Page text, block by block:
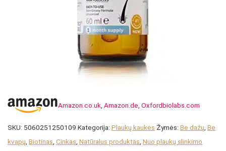
Amazon.co.uk, Amazon.de, Oxfordbiolabs.com
SKU: 5060251250109 Kategorija: Plaukų kaukės Žymės: Be dažų, Be
kvapų, Biotinas, Cinkas, Natūralus produktas, Nuo plaukų slinkimo